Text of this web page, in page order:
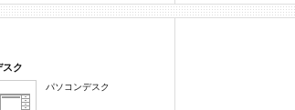
スク
パソコンデスク